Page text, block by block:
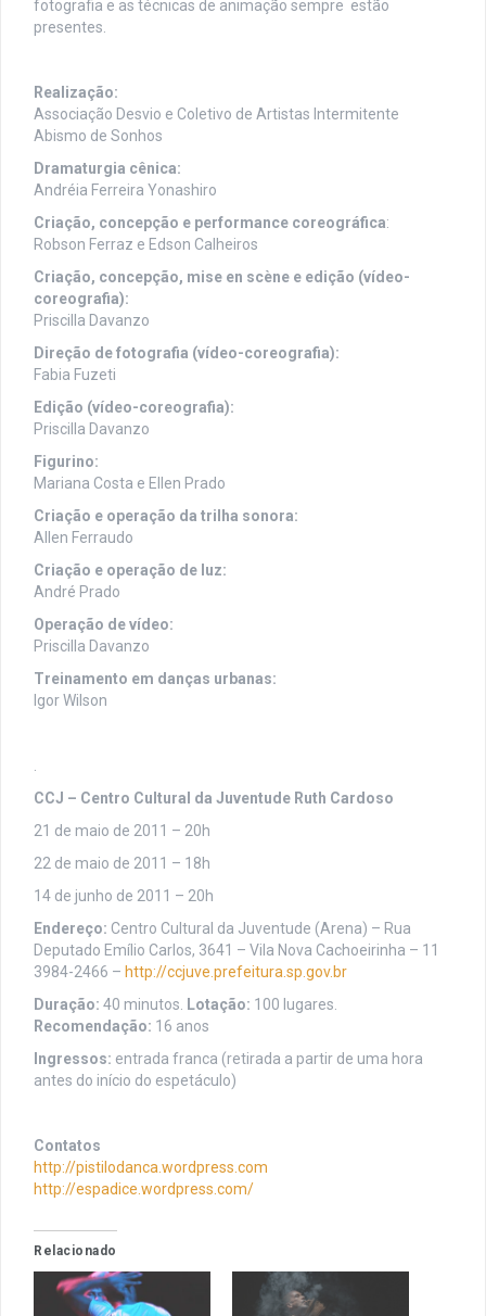
fotografia e as técnicas de animação sempre estão
presentes.
Realização:
Associação Desvio e Coletivo de Artistas Intermitente
Abismo de Sonhos
Dramaturgia cênica:
Andréia Ferreira Yonashiro
Criação, concepção e performance coreográfica:
Robson Ferraz e Edson Calheiros
Criação, concepção, mise en scène e edição (vídeo-
coreografia):
Priscilla Davanzo
Direção de fotografia (vídeo-coreografia):
Fabia Fuzeti
Edição (vídeo-coreografia):
Priscilla Davanzo
Figurino:
Mariana Costa e Ellen Prado
Criação e operação da trilha sonora:
Allen Ferraudo
Criação e operação de luz:
André Prado
Operação de vídeo:
Priscilla Davanzo
Treinamento em danças urbanas:
Igor Wilson
CCJ – Centro Cultural da Juventude Ruth Cardoso
21 de maio de 2011 – 20h
22 de maio de 2011 – 18h
14 de junho de 2011 – 20h
Endereço: Centro Cultural da Juventude (Arena) – Rua
Deputado Emílio Carlos, 3641 – Vila Nova Cachoeirinha – 11
3984-2466 – http://ccjuve.prefeitura.sp.gov.br
Duração: 40 minutos. Lotação: 100 lugares.
Recomendação: 16 anos
Ingressos: entrada franca (retirada a partir de uma hora
antes do início do espetáculo)
Contatos
http://pistilodanca.wordpress.com
http://espadice.wordpress.com/
Relacionado